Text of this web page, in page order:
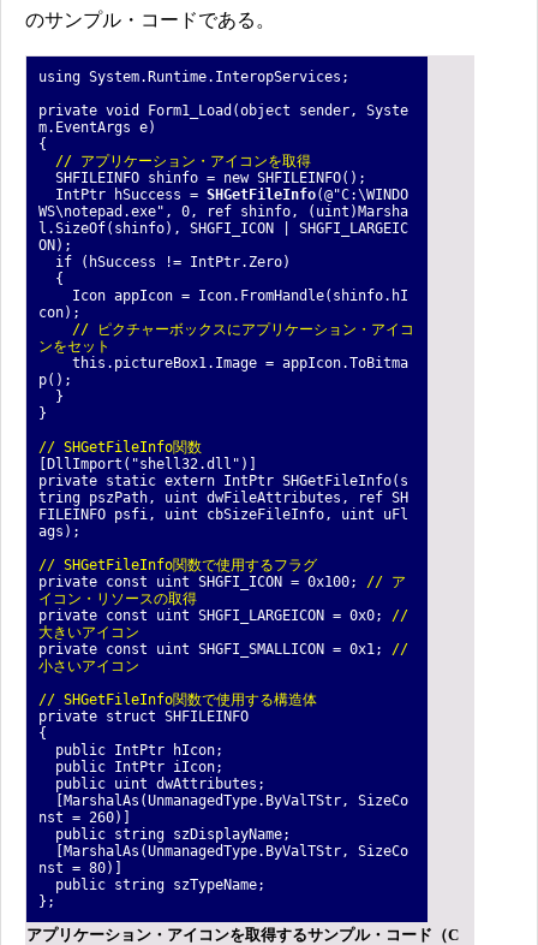
のサンプル・コードである。
using System.Runtime.InteropServices;
private void Form1_Load(object sender, Syste
m.EventArgs e)
{
// アプリケーション・アイコンを取得
SHFILEINFO shinfo = new SHFILEINFO();
IntPtr hSuccess = SHGetFileInfo(@"C:\WINDO
WS\notepad.exe", 0, ref shinfo, (uint)Marsha
l.SizeOf(shinfo), SHGFI_ICON | SHGFI_LARGEIC
ON);
if (hSuccess != IntPtr.Zero)
{
Icon appIcon = Icon.FromHandle(shinfo.hI
con);
// ピクチャーボックスにアプリケーション・アイコ
ンをセット
this.pictureBox1.Image = appIcon.ToBitma
p();
}
}
// SHGetFileInfo関数
[DllImport("shell32.dll")]
private static extern IntPtr SHGetFileInfo(s
tring pszPath, uint dwFileAttributes, ref SH
FILEINFO psfi, uint cbSizeFileInfo, uint uFl
ags);
// SHGetFileInfo関数で使用するフラグ
private const uint SHGFI_ICON = 0x100; // ア
イコン・リソースの取得
private const uint SHGFI_LARGEICON = 0x0; //
大きいアイコン
private const uint SHGFI_SMALLICON = 0x1; //
小さいアイコン
// SHGetFileInfo関数で使用する構造体
private struct SHFILEINFO
{
public IntPtr hIcon;
public IntPtr iIcon;
public uint dwAttributes;
[MarshalAs(UnmanagedType.ByValTStr, SizeCo
nst = 260)]
public string szDisplayName;
[MarshalAs(UnmanagedType.ByValTStr, SizeCo
nst = 80)]
public string szTypeName;
};
アプリケーション・アイコンを取得するサンプル・コード（C